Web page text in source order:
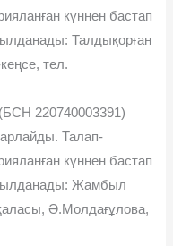
күннен бастап
Талдықорған
тел.
220740003391)
Талап-
күннен бастап
Жамбыл
Ә.Молдағұлова,